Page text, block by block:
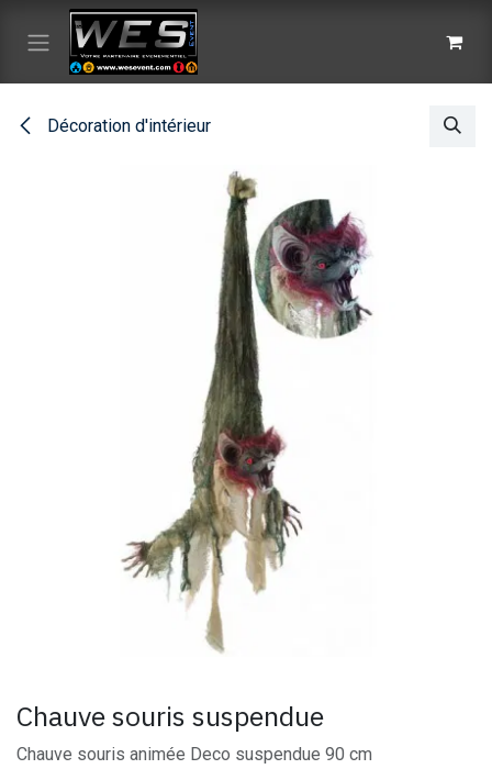
Se rendre au contenu
Décoration d'intérieur
Chauve souris suspendue
Chauve souris animée Deco suspendue 90 cm